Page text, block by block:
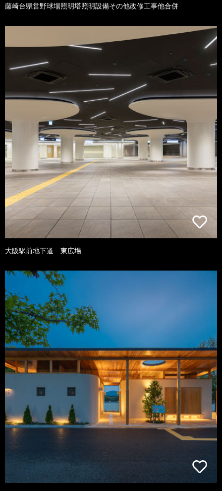
藤崎台県営野球場照明塔照明設備その他改修工事他合併
大阪駅前地下道 東広場